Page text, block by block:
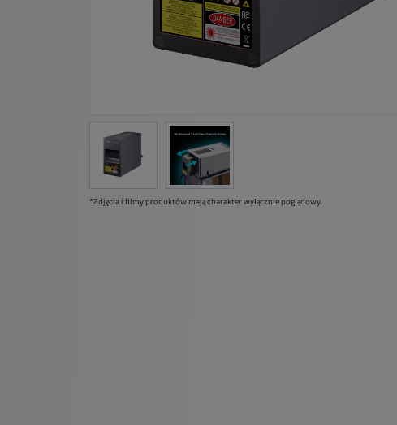
*Zdjęcia i filmy produktów mają charakter wyłącznie poglądowy.